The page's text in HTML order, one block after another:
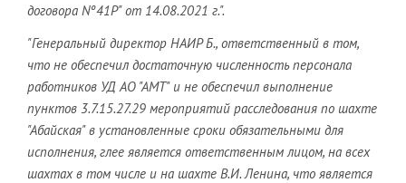
договора Nº41Р" от 14.08.2021 г.".
"Генеральный директор НАИР Б., ответственный в том,
что не обеспечил достаточную численность персонала
работников УД АО "АМТ" и не обеспечил выполнение
пунктов 3.7.15.27.29 мероприятий расследования по шахте
"Абайская" в установленные сроки обязательными для
исполнения, глее является ответственным лицом, на всех
шахтах в том числе и на шахте В.И. Ленина, что является